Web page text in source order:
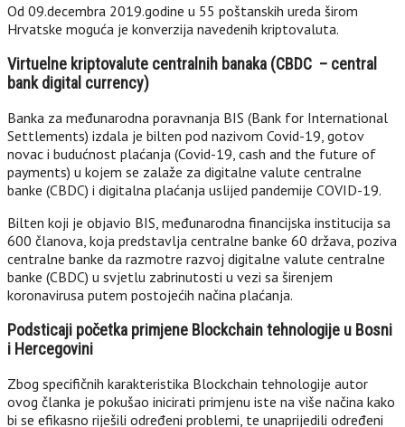
Od 09.decembra 2019.godine u 55 poštanskih ureda širom
Hrvatske moguća je konverzija navedenih kriptovaluta.
Virtuelne kriptovalute centralnih banaka (CBDC – central
bank digital currency)
Banka za međunarodna poravnanja BIS (Bank for International
Settlements) izdala je bilten pod nazivom Covid-19, gotov
novac i budućnost plaćanja (Covid-19, cash and the future of
payments) u kojem se zalaže za digitalne valute centralne
banke (CBDC) i digitalna plaćanja uslijed pandemije COVID-19.
Bilten koji je objavio BIS, međunarodna financijska institucija sa
600 članova, koja predstavlja centralne banke 60 država, poziva
centralne banke da razmotre razvoj digitalne valute centralne
banke (CBDC) u svjetlu zabrinutosti u vezi sa širenjem
koronavirusa putem postojećih načina plaćanja.
Podsticaji početka primjene Blockchain tehnologije u Bosni
i Hercegovini
Zbog specifičnih karakteristika Blockchain tehnologije autor
ovog članka je pokušao inicirati primjenu iste na više načina kako
bi se efikasno riješili određeni problemi, te unaprijedili određeni